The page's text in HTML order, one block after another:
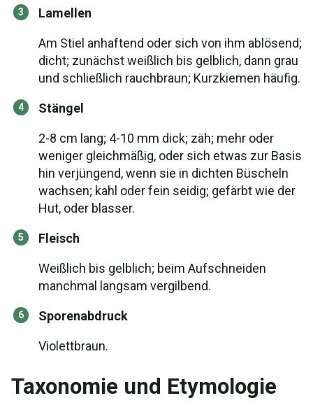
Lamellen
Am Stiel anhaftend oder sich von ihm ablösend;
dicht; zunächst weißlich bis gelblich, dann grau
und schließlich rauchbraun; Kurzkiemen häufig.
Stängel
2-8 cm lang; 4-10 mm dick; zäh; mehr oder
weniger gleichmäßig, oder sich etwas zur Basis
hin verjüngend, wenn sie in dichten Büscheln
wachsen; kahl oder fein seidig; gefärbt wie der
Hut, oder blasser.
Fleisch
Weißlich bis gelblich; beim Aufschneiden
manchmal langsam vergilbend.
Sporenabdruck
Violettbraun.
Taxonomie und Etymologie